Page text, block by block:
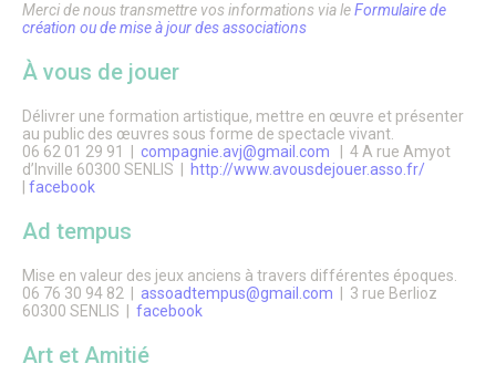
Patrimoine architectural
Pays d’Art & d’Histoire
Le Sentier des Faubourgs de Senlis
Senlis, ville de Cinéma – Infos pratiques
Fonds de dotation
Senlis, ville connectée
Senlis sur internet et sur les réseaux sociaux
Application officielle de la ville
Kiosques
FOCUS – Le Pays d’Art et d’Histoire
PARCOURS – Sur les traces de la Grande Guerre
Lettre aux Senlisiens
Passeport du civisme
Signaler un problème de distribution
Merci de nous transmettre vos informations via leFormulaire de
création ou de mise à jour des associations
À vous de jouer
Délivrer une formation artistique, mettre en œuvre et présenter
au public des œuvres sous forme de spectacle vivant.
06 62 01 29 91 | compagnie.avj@gmail.com | 4 A rue Amyot
d’Inville 60300 SENLIS |
http://www.avousdejouer.asso.fr/
facebook
Ad tempus
Mise en valeur des jeux anciens à travers différentes époques.
06 76 30 94 82 | assoadtempus@gmail.com | 3 rue Berlioz
60300 SENLIS | facebook
Art et Amitié